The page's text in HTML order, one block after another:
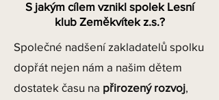
S jakým cílem vznikl spolek Lesní
klub Zeměkvítek z.s.?
Společné nadšení zakladatelů spolku
dopřát nejen nám a našim dětem
dostatek času na přirozený rozvoj,